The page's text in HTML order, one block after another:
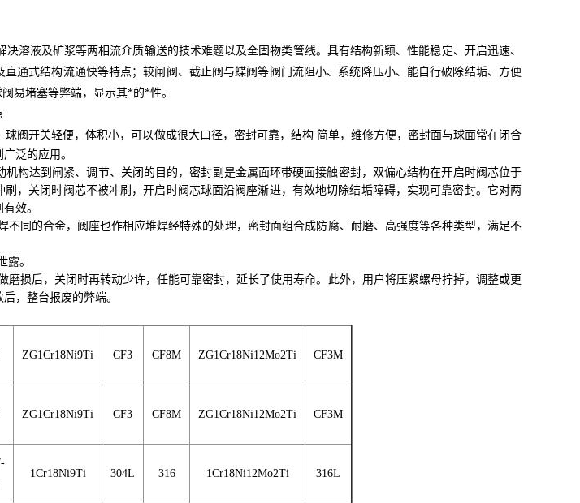
溶液及矿浆等两相流介质输送的技术难题以及全固物类管线。具有结构新颖、性能稳定、开启迅速、
通式结构流通快等特点；较闸阀、截止阀与蝶阀等阀门流阻小、系统降压小、能自行破除结垢、方便
易堵塞等弊端，显示其*的*性。
阀开关轻便，体积小，可以做成很大口径，密封可靠，结构 简单，维修方便，密封面与球面常在闭合
泛的应用。
机构达到闸紧、调节、关闭的目的，密封副是金属面环带硬面接触密封，双偏心结构在开启时阀芯位于
，关闭时阀芯不被冲刷，开启时阀芯球面沿阀座渐进，有效地切除结垢障碍，实现可靠密封。它对两
效。
不同的合金，阀座也作相应堆焊经特殊的处理，密封面组合成防腐、耐磨、高强度等各种类型，满足不
露。
磨损后，关闭时再转动少许，任能可靠密封，延长了使用寿命。此外，用户将压紧螺母拧掉，调整或更
，整台报废的弊端。
ZG1Cr18Ni9Ti CF3 CF8M ZG1Cr18Ni12Mo2Ti CF3M
ZG1Cr18Ni9Ti CF3 CF8M ZG1Cr18Ni12Mo2Ti CF3M
1Cr18Ni9Ti 304L 316 1Cr18Ni12Mo2Ti 316L